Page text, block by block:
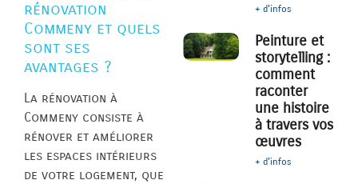
rénovation
Commeny et quels
sont ses
avantages ?
La rénovation à
Commeny consiste à
rénover et améliorer
les espaces intérieurs
de votre logement, que
+ d'infos
Peinture et
storytelling :
comment
raconter
une histoire
à travers vos
œuvres
+ d'infos